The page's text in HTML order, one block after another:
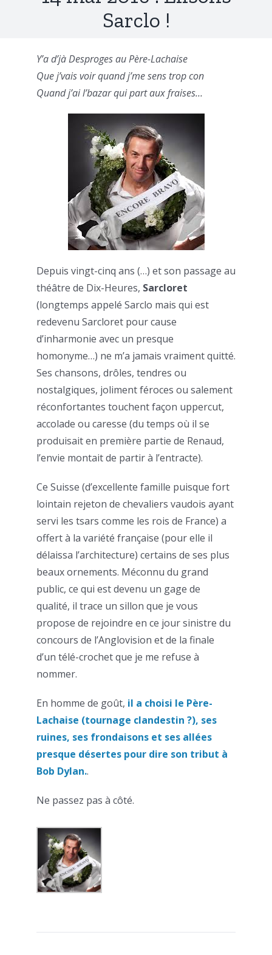
Sarclo !
Y’a d’jà Desproges au Père-Lachaise
Que j’vais voir quand j’me sens trop con
Quand j’ai l’bazar qui part aux fraises…
Depuis vingt-cinq ans (…) et son passage au
théâtre de Dix-Heures, Sarcloret
(longtemps appelé Sarclo mais qui est
redevenu Sarcloret pour cause
d’inharmonie avec un presque
homonyme…) ne m’a jamais vraiment quitté.
Ses chansons, drôles, tendres ou
nostalgiques, joliment féroces ou salement
réconfortantes touchent façon uppercut,
accolade ou caresse (du temps où il se
produisait en première partie de Renaud,
l’envie montait de partir à l’entracte).
Ce Suisse (d’excellente famille puisque fort
lointain rejeton de chevaliers vaudois ayant
servi les tsars comme les rois de France) a
offert à la variété française (pour elle il
délaissa l’architecture) certains de ses plus
beaux ornements. Méconnu du grand
public, ce qui est devenu un gage de
qualité, il trace un sillon que je vous
propose de rejoindre en ce jour sinistre du
concours de l’Anglovision et de la finale
d’un télé-crochet que je me refuse à
nommer.
En homme de goût, il a choisi le Père-
Lachaise (tournage clandestin ?), ses
ruines, ses frondaisons et ses allées
presque désertes pour dire son tribut à
Bob Dylan..
Ne passez pas à côté.